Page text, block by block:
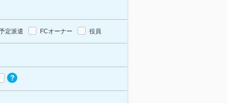
定派遣 FCオーナー 役員